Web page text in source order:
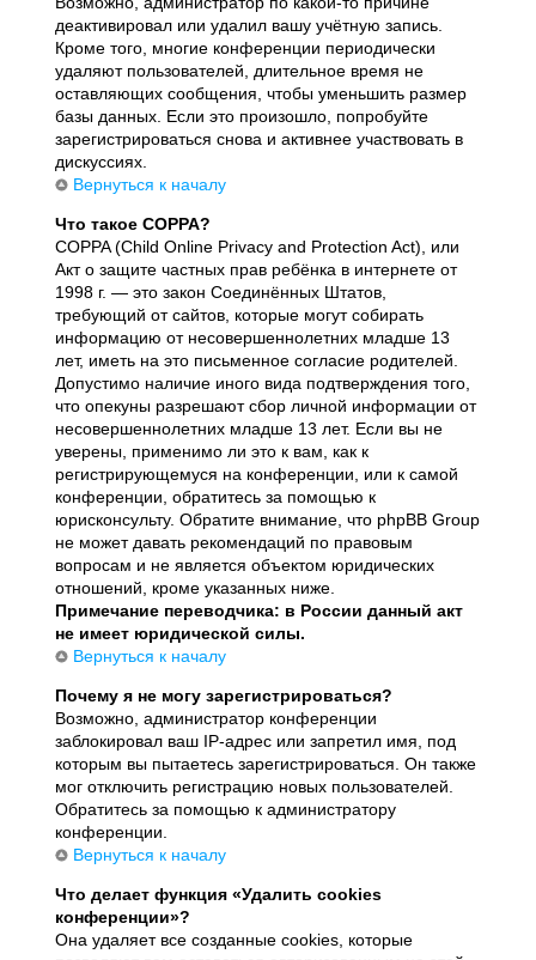
деактивировал или удалил вашу учётную запись.
Кроме того, многие конференции периодически
удаляют пользователей, длительное время не
оставляющих сообщения, чтобы уменьшить размер
базы данных. Если это произошло, попробуйте
зарегистрироваться снова и активнее участвовать в
дискуссиях.
Вернуться к началу
Что такое COPPA?
COPPA (Child Online Privacy and Protection Act), или
Акт о защите частных прав ребёнка в интернете от
1998 г. — это закон Соединённых Штатов,
требующий от сайтов, которые могут собирать
информацию от несовершеннолетних младше 13
лет, иметь на это письменное согласие родителей.
Допустимо наличие иного вида подтверждения того,
что опекуны разрешают сбор личной информации от
несовершеннолетних младше 13 лет. Если вы не
уверены, применимо ли это к вам, как к
регистрирующемуся на конференции, или к самой
конференции, обратитесь за помощью к
юрисконсульту. Обратите внимание, что phpBB Group
не может давать рекомендаций по правовым
вопросам и не является объектом юридических
отношений, кроме указанных ниже.
Примечание переводчика: в России данный акт
не имеет юридической силы.
Вернуться к началу
Почему я не могу зарегистрироваться?
Возможно, администратор конференции
заблокировал ваш IP-адрес или запретил имя, под
которым вы пытаетесь зарегистрироваться. Он также
мог отключить регистрацию новых пользователей.
Обратитесь за помощью к администратору
конференции.
Вернуться к началу
Что делает функция «Удалить cookies
конференции»?
Она удаляет все созданные cookies, которые